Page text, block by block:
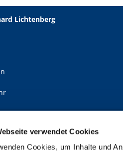
verwendet Cookies
Cookies, um Inhalte und
Lichtenberg
Pfarrei Bernhard Lichtenberg